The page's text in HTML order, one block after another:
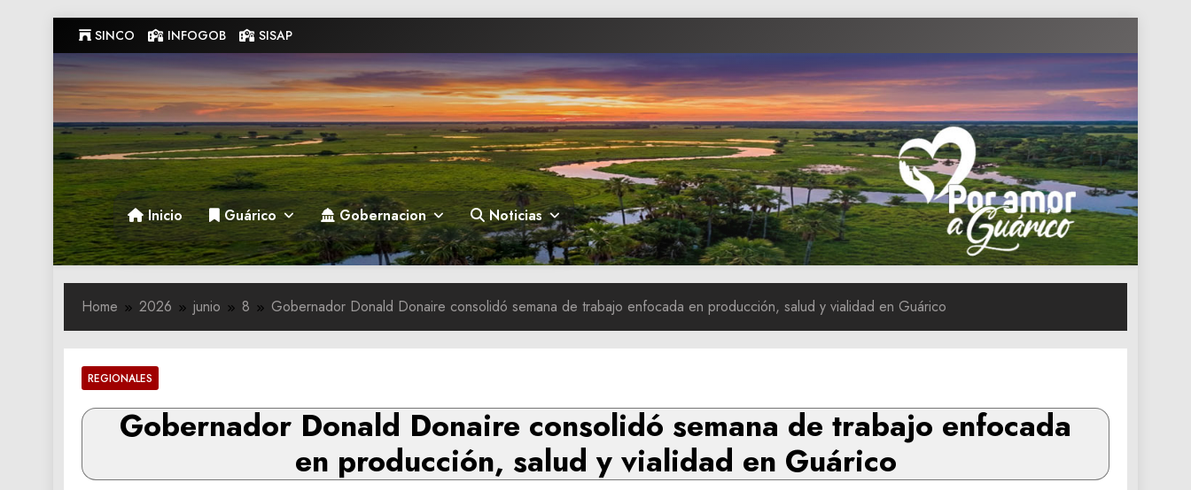
to
content
SINCO INFOGOB SISAP
Gobernacion de Guarico
Gobernacion de Guarico
Inicio Guárico Gobernacion Noticias
Home 2026 junio 8 Gobernador Donald Donaire consolidó semana de trabajo enfocada en producción, salud y vialidad en Guárico
REGIONALES
Gobernador Donald Donaire consolidó semana de trabajo enfocada
en producción, salud y vialidad en Guárico